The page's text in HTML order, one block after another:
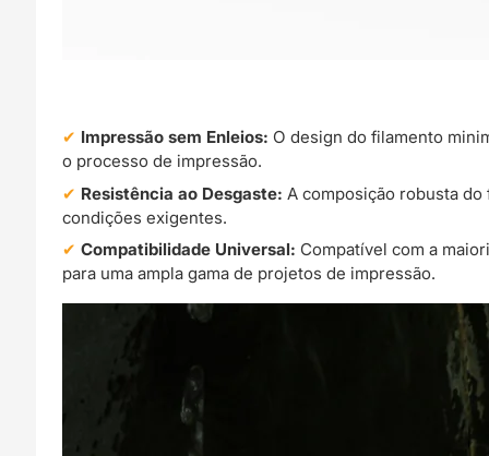
Impressão sem Enleios: O design do filamento
o processo de impressão.
Resistência ao Desgaste: A composição robusta
condições exigentes.
Compatibilidade Universal: Compatível com a
para uma ampla gama de projetos de impressão.